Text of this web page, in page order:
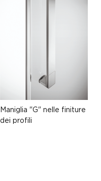
Maniglia "G" nelle finiture
dei profili